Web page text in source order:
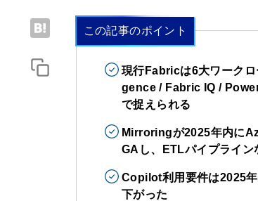
この記事のポイント
現行Fabricは6大ワーク
gence / Fabric IQ /
で捉えられる
Mirroringが2025年内に
GAし、ETLパイプライン
Copilot利用要件は2025
下がった